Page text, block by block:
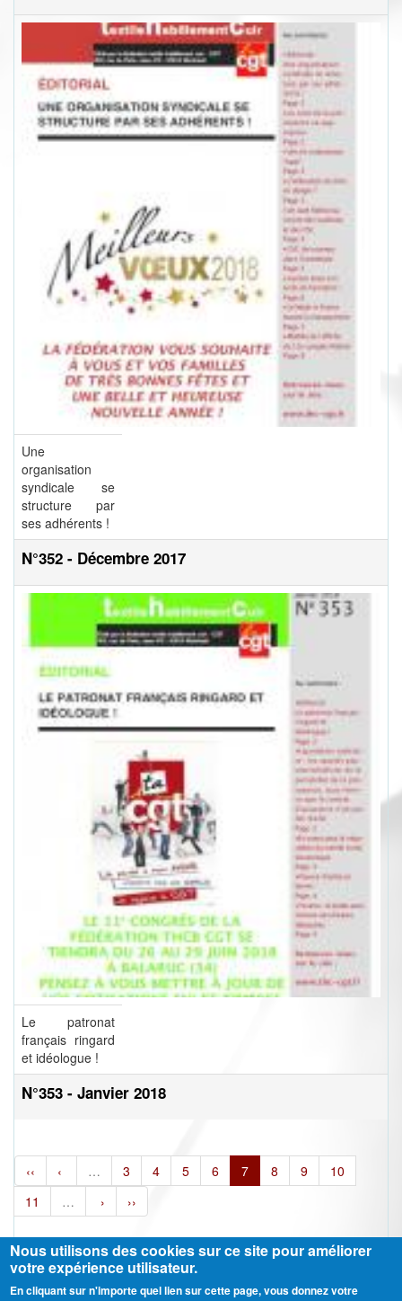
Une
organisation
syndicale se
structure par
ses adhérents !
N°352 - Décembre 2017
Le patronat
français ringard
et idéologue !
N°353 - Janvier 2018
‹‹ ‹ … 3 4 5 6 7 8 9
10
11
… › ››
Nous utilisons des cookies sur ce site pour améliorer
votre expérience utilisateur.
En cliquant sur n'importe quel lien sur cette page, vous donnez votre